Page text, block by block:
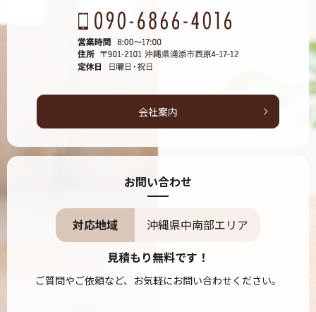
会社案内
お問い合わせ
対応地域
沖縄県中南部エリア
見積もり無料です！
ご質問やご依頼など、お気軽にお問い合わせください。